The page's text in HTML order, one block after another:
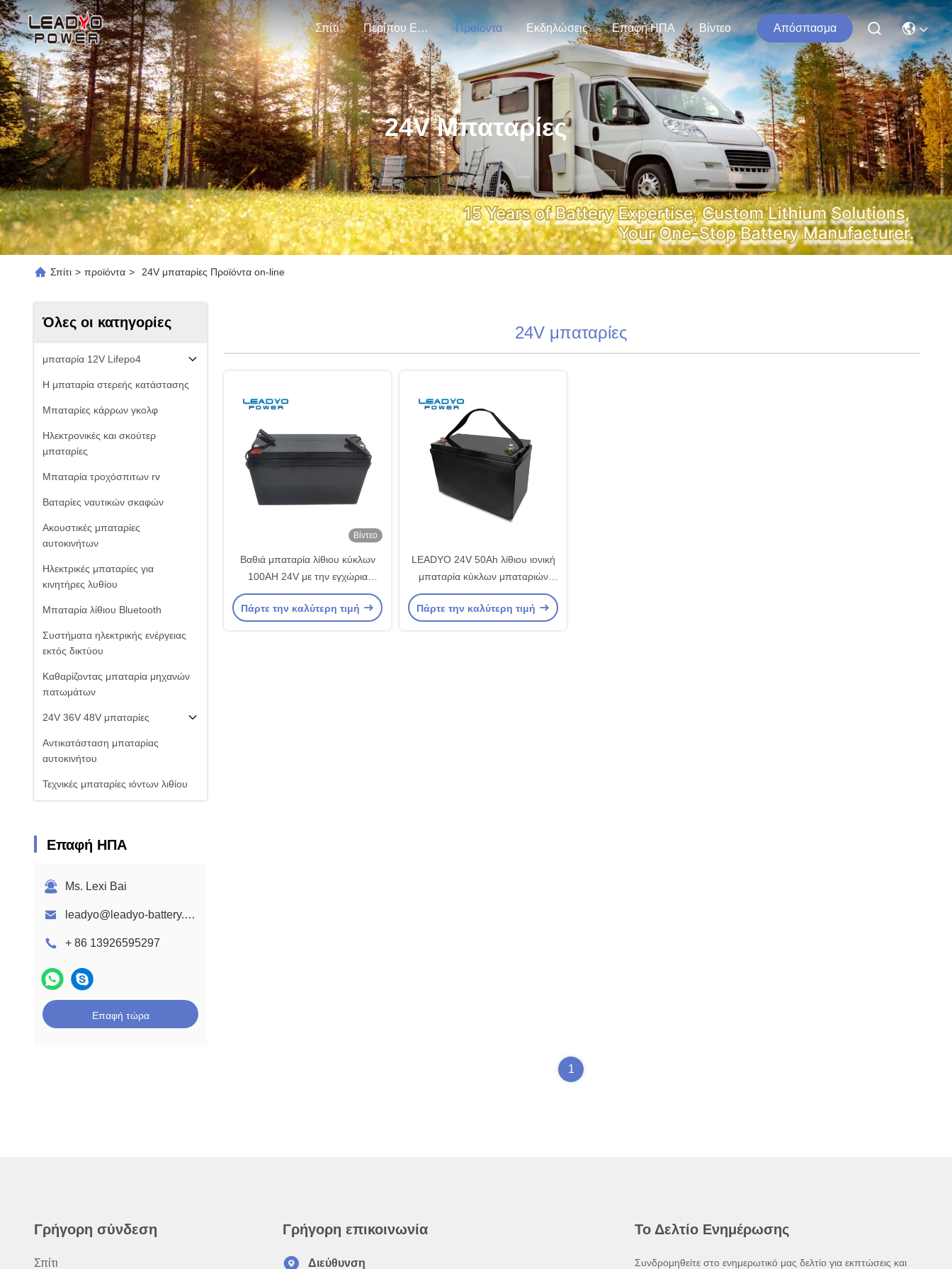
Σπίτι Περίπου Εμείς Προϊόντα Εκδηλώσεις Επαφή ΗΠΑ Βίντεο Απόσπασμα
24V Μπαταρίες
Σπίτι > προϊόντα > 24V μπαταρίες Προϊόντα on-line
Όλες οι κατηγορίες
μπαταρία 12V Lifepo4
Η μπαταρία στερεής κατάστασης
Μπαταρίες κάρρων γκολφ
Ηλεκτρονικές και σκούτερ
μπαταρίες
Μπαταρία τροχόσπιτων rv
Βαταρίες ναυτικών σκαφών
Ακουστικές μπαταρίες
αυτοκινήτων
Ηλεκτρικές μπαταρίες για
κινητήρες λυθίου
Μπαταρία λίθιου Bluetooth
Συστήματα ηλεκτρικής ενέργειας
εκτός δικτύου
Καθαρίζοντας μπαταρία μηχανών
πατωμάτων
24V 36V 48V μπαταρίες
Αντικατάσταση μπαταρίας
αυτοκινήτου
Τεχνικές μπαταρίες ιόντων λιθίου
Μπαταρία Leadyo
Επαφή ΗΠΑ
Ms. Lexi Bai
leadyo@leadyo-battery.com
+ 86 13926595297
Επαφή τώρα
24V μπαταρίες
Βίντεο
Βαθιά μπαταρία λίθιου κύκλων
100AH 24V με την εγχώρια
αποθήκευση BMS LiFePO4
Πάρτε την καλύτερη τιμή
LEADYO 24V 50Ah λίθιου ιονική
μπαταρία κύκλων μπαταριών
βαθιά για τη ηλιακή ενέργεια
Πάρτε την καλύτερη τιμή
1
Γρήγορη σύνδεση
Σπίτι
Γρήγορη επικοινωνία
Διεύθυνση
Το Δελτίο Ενημέρωσης
Συνδρομηθείτε στο ενημερωτικό μας δελτίο για εκπτώσεις και